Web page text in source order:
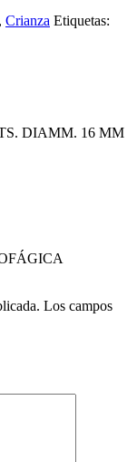
, Crianza Etiquetas:
DIAMM. 16 MM
Los campos